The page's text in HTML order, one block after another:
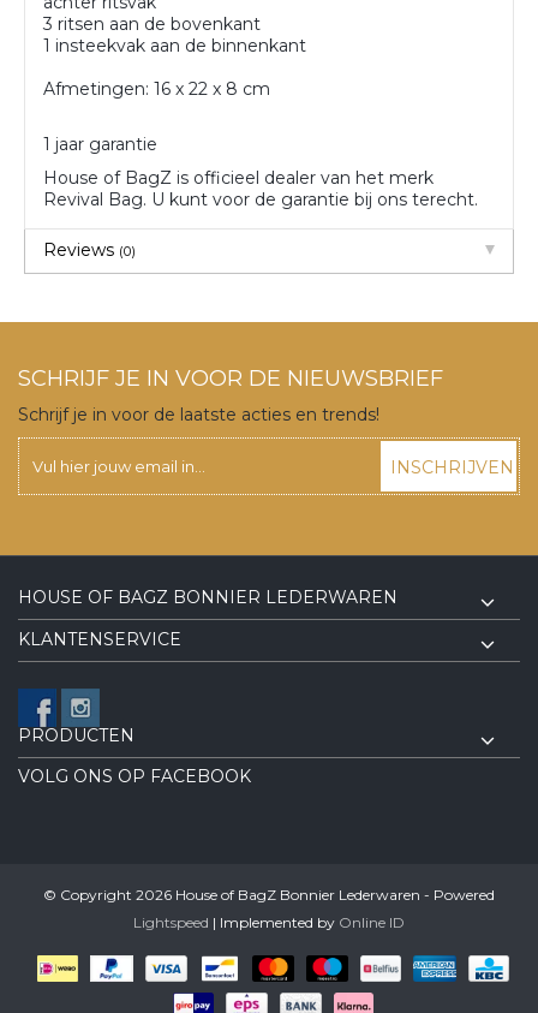
3 ritsen aan de bovenkant
1 insteekvak aan de binnenkant
Afmetingen: 16 x 22 x 8 cm
1 jaar garantie
House of BagZ is officieel dealer van het merk
Revival Bag. U kunt voor de garantie bij ons terecht.
Reviews (0)
SCHRIJF JE IN VOOR DE NIEUWSBRIEF
Schrijf je in voor de laatste acties en trends!
INSCHRIJVEN
HOUSE OF BAGZ BONNIER LEDERWAREN
KLANTENSERVICE
PRODUCTEN
VOLG ONS OP FACEBOOK
© Copyright 2026 House of BagZ Bonnier Lederwaren - Powered
Lightspeed | Implemented by Online ID